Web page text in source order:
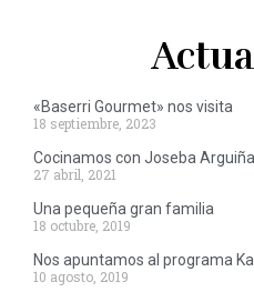
«Baserri Gourmet» nos visita
18 septiembre, 2023
Cocinamos con Joseba
27 abril, 2021
Una pequeña gran familia
18 octubre, 2019
Nos apuntamos al programa
10 agosto, 2019